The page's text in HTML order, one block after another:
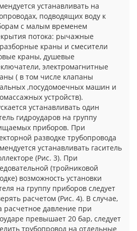
устанавливать на
подводящих воду к
с малым временем
потока: рычажные
краны и смесители
краны, душевые
электромагнитные
( в том числе клапаны
,посудомоечных машин и
устройств).
устанавливать один
гидроударов на группу
приборов. При
разводке трубопровода
устанавливать гаситель
(Рис. 3). При
(тройниковой
возможность установки
на группу приборов следует
расчетом (Рис. 4). В случае,
расчетное давление при
превышает 20 бар, следует
трубопровод на отдельные